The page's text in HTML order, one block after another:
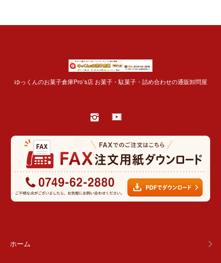
ゆっくんのお菓子倉庫Pro’s店 お菓子・駄菓子・詰め合わせの通販卸問屋
ホーム